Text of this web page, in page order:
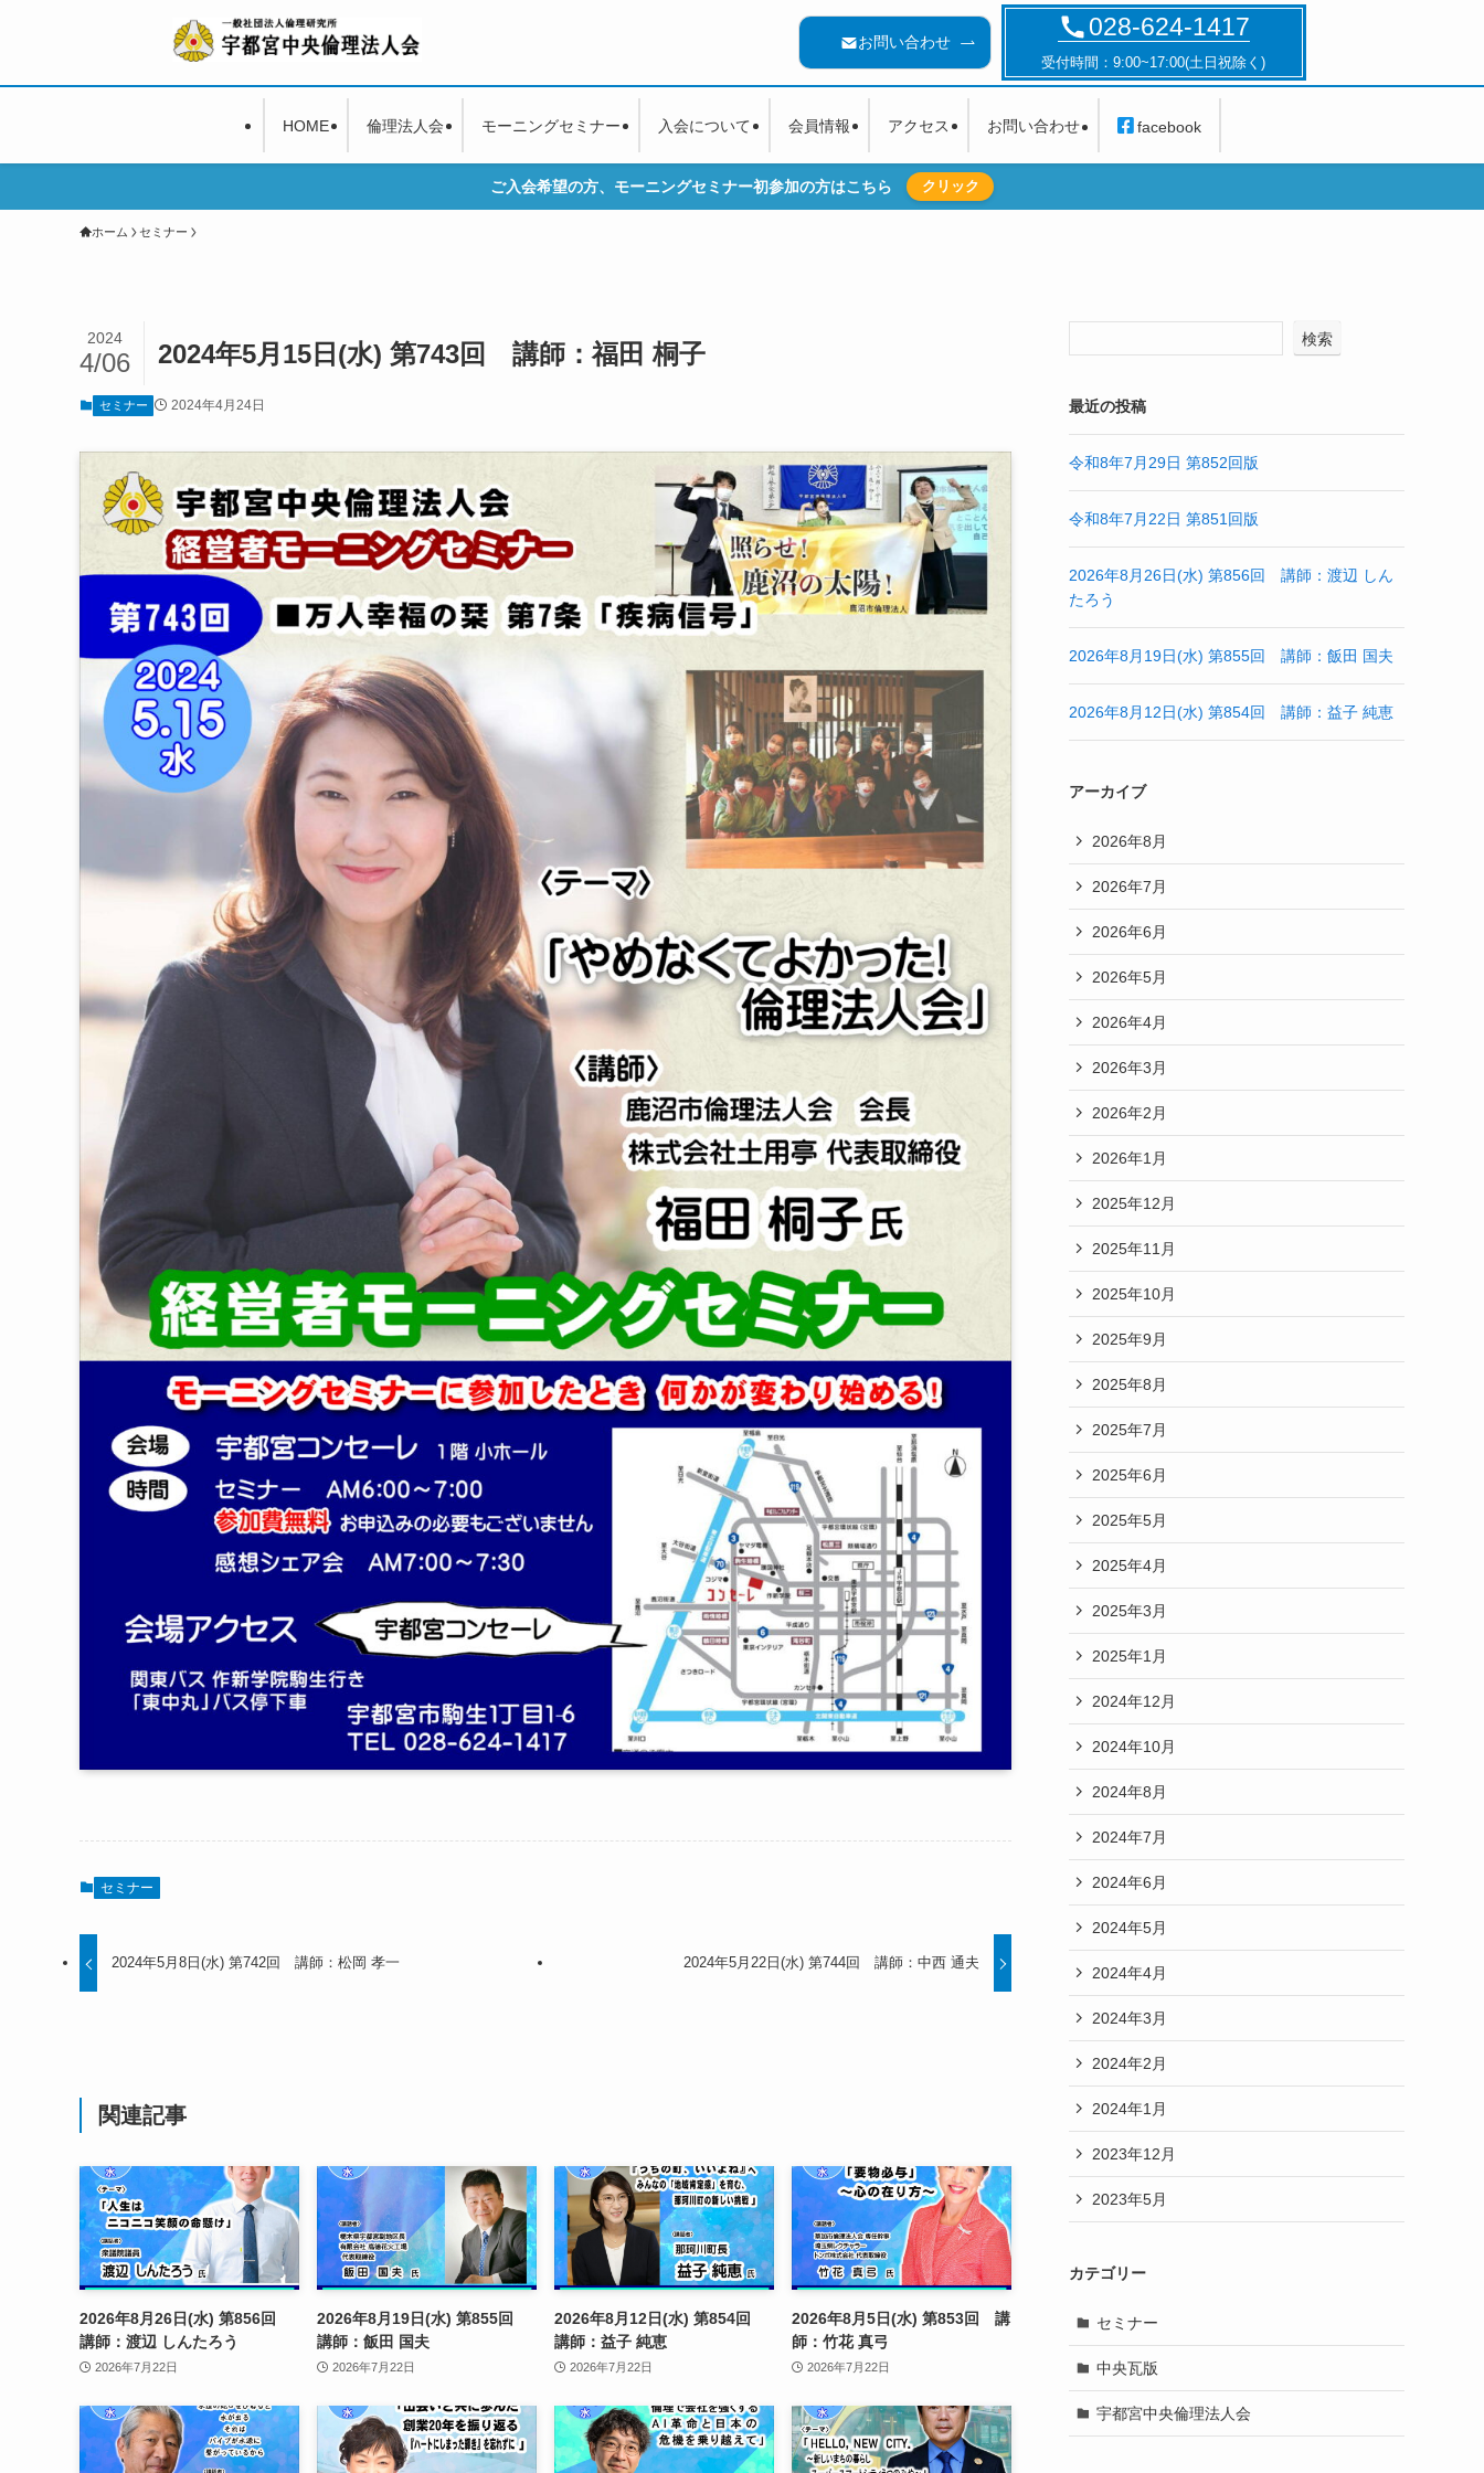
HOME 倫理法人会 モーニングセミナー 入会について 会員情報 アクセス お問い合わせ facebook
お問い合わせ
028-624-1417
受付時間：9:00~17:00(土日祝除く)
ご入会希望の方、モーニングセミナー初参加の方はこちら クリック
ホーム セミナー
2024年5月15日(水) 第743回 講師：福田 桐子
2024
4/06
セミナー 2024年4月24日
セミナー
2024年5月8日(水) 第742回 講師：松岡 孝一 2024年5月22日(水) 第744回 講師：中西 通夫
関連記事
2026年8月26日(水) 第856回
講師：渡辺 しんたろう
2026年7月22日
2026年8月19日(水) 第855回
講師：飯田 国夫
2026年7月22日
2026年8月12日(水) 第854回
講師：益子 純恵
2026年7月22日
2026年8月5日(水) 第853回 講
師：竹花 真弓
2026年7月22日
検索
最近の投稿
令和8年7月29日 第852回版
令和8年7月22日 第851回版
2026年8月26日(水) 第856回 講師：渡辺 しん
たろう
2026年8月19日(水) 第855回 講師：飯田 国夫
2026年8月12日(水) 第854回 講師：益子 純恵
アーカイブ
2026年8月
2026年7月
2026年6月
2026年5月
2026年4月
2026年3月
2026年2月
2026年1月
2025年12月
2025年11月
2025年10月
2025年9月
2025年8月
2025年7月
2025年6月
2025年5月
2025年4月
2025年3月
2025年1月
2024年12月
2024年10月
2024年8月
2024年7月
2024年6月
2024年5月
2024年4月
2024年3月
2024年2月
2024年1月
2023年12月
2023年5月
カテゴリー
セミナー
中央瓦版
宇都宮中央倫理法人会